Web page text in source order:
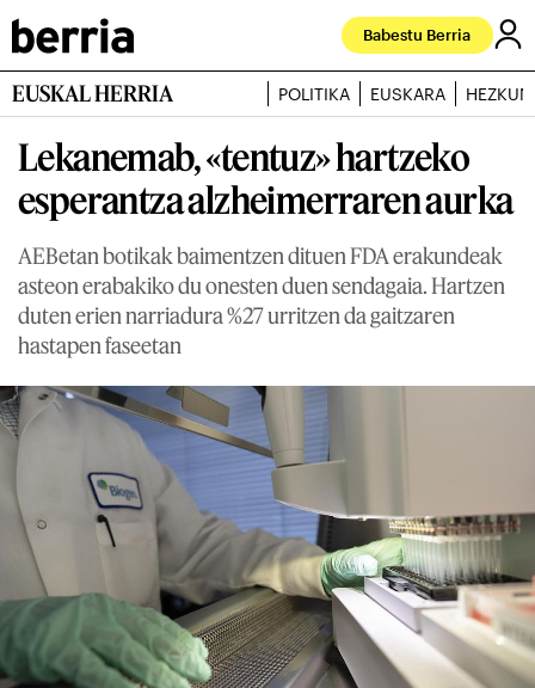
Babestu Berria
EUSKAL HERRIA POLITIKA EUSKARA
Lekanemab, «tentuz» hartzeko
esperantza alzheimerraren aurka
AEBetan botikak baimentzen dituen FDA erakundeak
asteon erabakiko du onesten duen sendagaia. Hartzen
duten erien narriadura %27 urritzen da gaitzaren
hastapen faseetan